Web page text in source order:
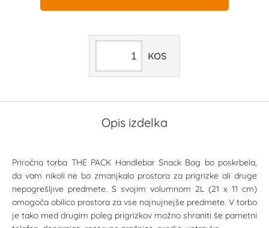
KOS
Opis izdelka
Priročna torba THE PACK Handlebar Snack Bag bo poskrbela,
da vam nikoli ne bo zmanjkalo prostora za prigrizke ali druge
nepogrešljive predmete. S svojim volumnom 2L (21 x 11 cm)
omogoča obilico prostora za vse najnujnejše predmete. V torbo
je tako med drugim poleg prigrizkov možno shraniti še pametni